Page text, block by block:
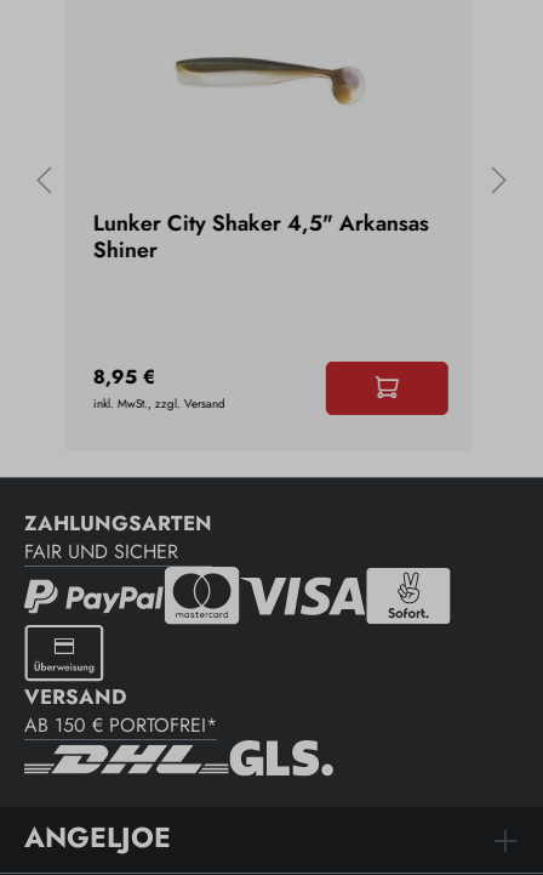
Lunker City Shaker 4,5" Arkansas
Shiner
8,95 €
inkl. MwSt., zzgl. Versand
ZAHLUNGSARTEN
FAIR UND SICHER
VERSAND
AB 150 € PORTOFREI*
ANGELJOE